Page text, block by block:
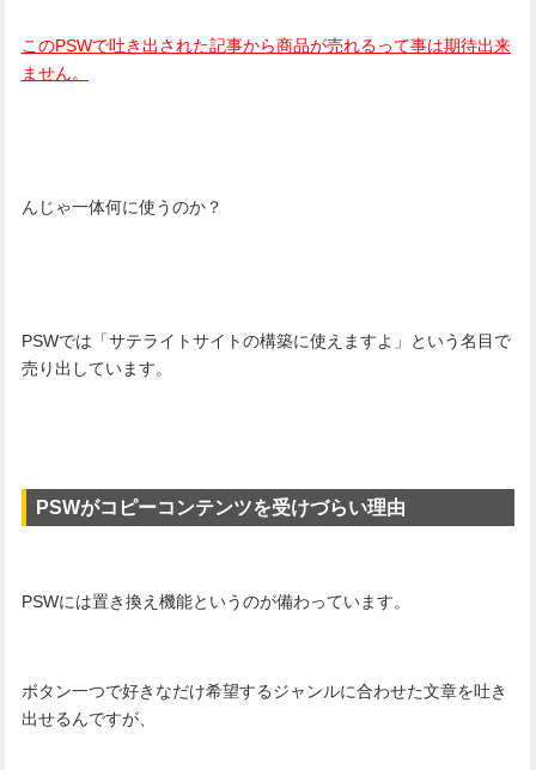
このPSWで吐き出された記事から商品が売れるって事は期待出来
ません。
んじゃ一体何に使うのか？
PSWでは「サテライトサイトの構築に使えますよ」という名目で
売り出しています。
PSWがコピーコンテンツを受けづらい理由
PSWには置き換え機能というのが備わっています。
ボタン一つで好きなだけ希望するジャンルに合わせた文章を吐き
出せるんですが、